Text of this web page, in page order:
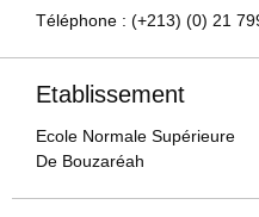
Téléphone : (+213) (0) 21
Etablissement
Ecole Normale Supérieure
De Bouzaréah